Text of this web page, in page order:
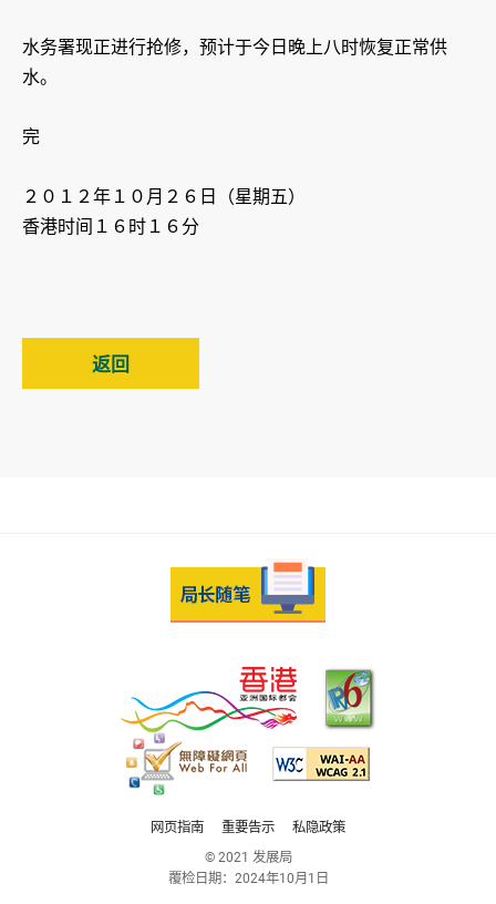
水务署现正进行抢修，预计于今日晚上八时恢复正常供
水。
完
２０１２年１０月２６日（星期五）
香港时间１６时１６分
返回
网页指南 重要告示
私隐政策
© 2021 发展局
覆检日期： 2024年10月1日